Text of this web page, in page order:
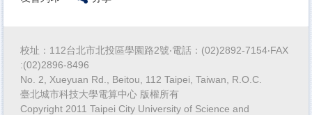
校址：112台北市北投區學園路2號‧電話：(02)2892-7154‧FAX
:(02)2896-8496
No. 2, Xueyuan Rd., Beitou, 112 Taipei, Taiwan, R.O.C.
臺北城市科技大學電算中心 版權所有
Copyright 2011 Taipei City University of Science and